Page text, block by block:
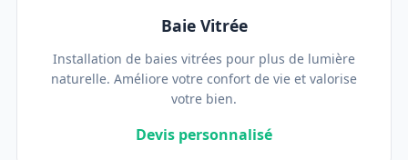
Baie Vitrée
Installation de baies vitrées pour plus de lumière
naturelle. Améliore votre confort de vie et valorise
votre bien.
Devis personnalisé